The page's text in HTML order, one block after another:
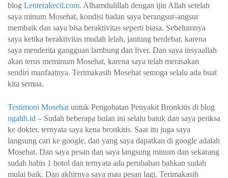
blog Lenterakecil.com. Alhamdulillah dengan ijin Allah setelah
saya minum Mosehat, kondisi badan saya berangsur-angsur
membaik dan saya bisa beraktivitas seperti biasa. Sebelumnya
saya ketika beraktivitas mudah lelah, jantung berdebar, karena
saya menderita gangguan lambung dan liver. Dan saya insyaallah
akan terus meminum Mosehat, karena saya telah merasakan
sendiri manfaatnya. Terimakasih Mosehat semoga selalu ada buat
kita semua.
Testimoni Mosehat untuk Pengobatan Penyakit Bronkitis di blog
ngalih.id – Sudah beberapa bulan ini selalu batuk dan saya periksa
ke dokter, ternyata saya kena bronkitis. Saat itu juga saya
langsung cari ke google, dan yang saya dapatkan di google adalah
Mosehat. Dan saya pesan dan saya langsung minum dan sekarang
sudah habis 1 botol dan ternyata ada perubahan bahkan sudah
mulai baik. Dan akhirnya saya mau pesan lagi. Terimakasih